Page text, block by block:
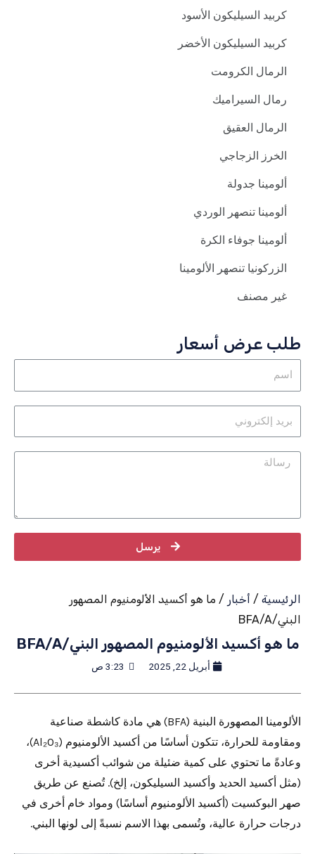
كربيد السيليكون الأسود
كربيد السيليكون الأخضر
الرمال الكرومت
رمال السيراميك
الرمال العقيق
الخرز الزجاجي
ألومينا جدولة
ألومينا تنصهر الوردي
ألومينا جوفاء الكرة
الزركونيا تنصهر الألومينا
غير مصنف
طلب عرض أسعار
يرسل
الرئيسية / أخبار / ما هو أكسيد الألومنيوم المصهور
البني/BFA/A
ما هو أكسيد الألومنيوم المصهور البني/BFA/A
أبريل 22, 2025 3:23 ص
الألومينا المصهورة البنية (BFA) هي مادة كاشطة صناعية
ومقاومة للحرارة، تتكون أساسًا من أكسيد الألومنيوم (Al₂O₃)،
وعادةً ما تحتوي على كمية ضئيلة من شوائب أكسيدية أخرى
(مثل أكسيد الحديد وأكسيد السيليكون، إلخ). تُصنع عن طريق
صهر البوكسيت (أكسيد الألومنيوم أساسًا) ومواد خام أخرى في
درجات حرارة عالية، وتُسمى بهذا الاسم نسبةً إلى لونها البني.